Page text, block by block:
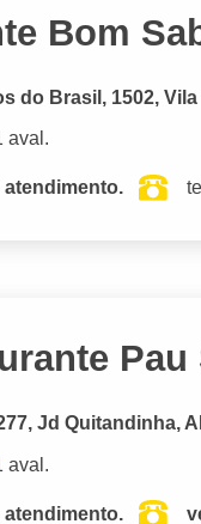
Bom
do Brasil, 1502,
aval.
Jd Quitandinha,
aval.